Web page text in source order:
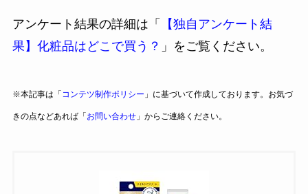
アンケート結果の詳細は「
【独自アンケート結
果】化粧品はどこで買う？ 」をご覧ください。
※本記事は「 コンテツ制作ポリシー 」に基づいて作成しております。お気づ
きの点などあれば「お問い合わせ」からご連絡ください。